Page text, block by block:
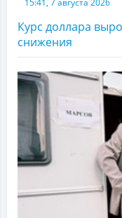
15:41, 7 августа 2026
Курс доллара
снижения